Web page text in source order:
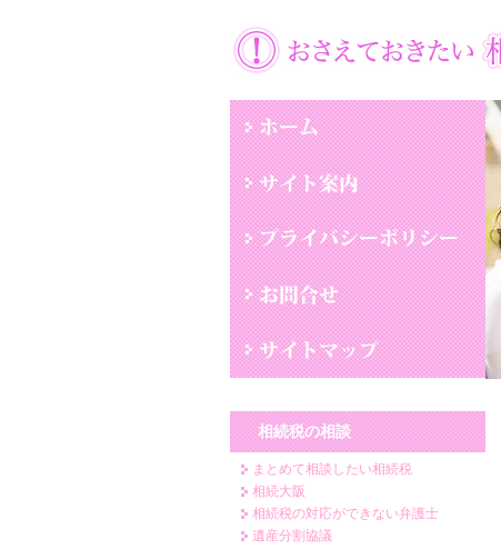
相続税の相談
まとめて相談したい相続税
相続大阪
相続税の対応ができない弁護士
遺産分割協議